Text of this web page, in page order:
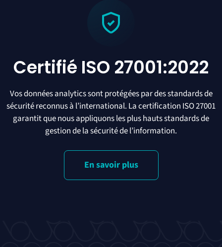
Certifié ISO 27001:2022
Vos données analytics sont protégées par des standards de
sécurité reconnus à l’international. La certification ISO 27001
garantit que nous appliquons les plus hauts standards de
gestion de la sécurité de l’information.
En savoir plus